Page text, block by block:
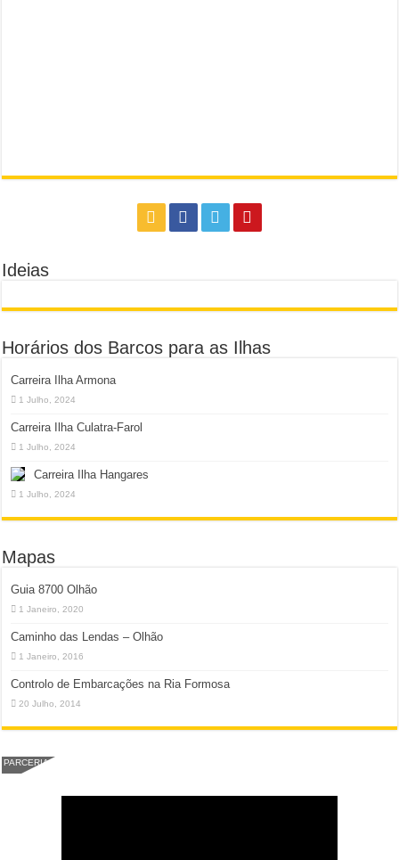
Ideias
Horários dos Barcos para as Ilhas
Carreira Ilha Armona
1 Julho, 2024
Carreira Ilha Culatra-Farol
1 Julho, 2024
Carreira Ilha Hangares
1 Julho, 2024
Mapas
Guia 8700 Olhão
1 Janeiro, 2020
Caminho das Lendas – Olhão
1 Janeiro, 2016
Controlo de Embarcações na Ria Formosa
20 Julho, 2014
PARCERIA